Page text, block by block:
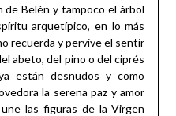
de Belén y tampoco el árbol
arquetípico, en lo más
recuerda y pervive el sentir
abeto, del pino o del ciprés
están desnudos y como
la serena paz y amor
las figuras de la Virgen